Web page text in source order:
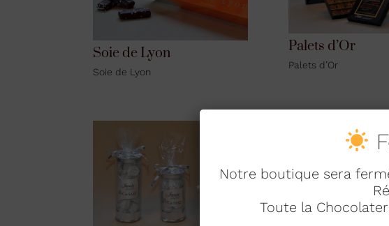
Soie de Lyon
Soie de Lyon
Palets d’Or
Palets d’Or
Notre boutique sera
Toute la